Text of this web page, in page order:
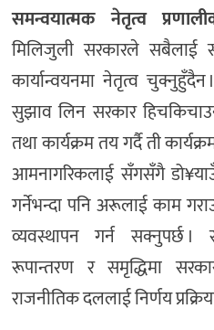
समन्वयात्मक नेतृत्व
मिलिजुली सरकारले सबैलाई
कार्यान्वयनमा नेतृत्व
सुझाव लिन सरकार
तथा कार्यक्रम तय गर्दै ती
आमनागरिकलाई सँगसँगै
गर्नेभन्दा पनि अरूलाई काम
व्यवस्थापन गर्न सक्नुपर्छ
रूपान्तरण र समृद्धिमा
राजनीतिक दललाई निर्णय